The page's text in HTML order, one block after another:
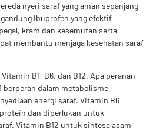
nyeri saraf yang aman sepanjang
Ibuprofen yang efektif
kram dan kesemutan serta
membantu menjaga kesehatan saraf
B1, B6, dan B12. Apa peranan
dalam metabolisme
energi saraf. Vitamin B6
dan diperlukan untuk
Vitamin B12 untuk sintesa asam